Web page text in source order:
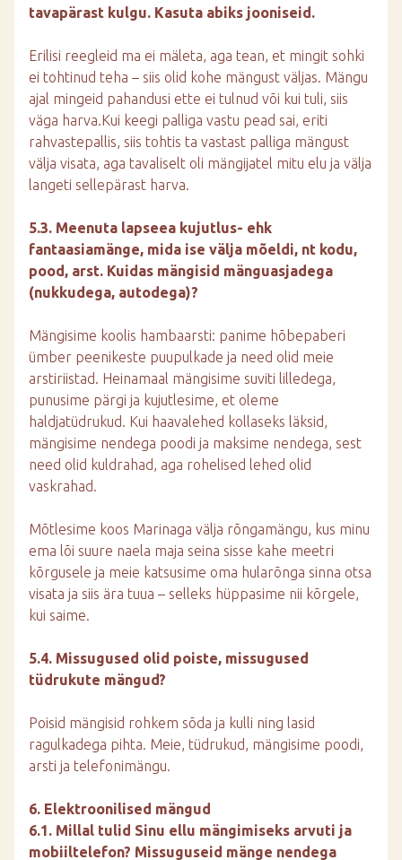
tavapärast kulgu. Kasuta abiks jooniseid.
Erilisi reegleid ma ei mäleta, aga tean, et mingit sohki
ei tohtinud teha – siis olid kohe mängust väljas. Mängu
ajal mingeid pahandusi ette ei tulnud või kui tuli, siis
väga harva.Kui keegi palliga vastu pead sai, eriti
rahvastepallis, siis tohtis ta vastast palliga mängust
välja visata, aga tavaliselt oli mängijatel mitu elu ja välja
langeti sellepärast harva.
5.3. Meenuta lapseea kujutlus- ehk
fantaasiamänge, mida ise välja mõeldi, nt kodu,
pood, arst. Kuidas mängisid mänguasjadega
(nukkudega, autodega)?
Mängisime koolis hambaarsti: panime hõbepaberi
ümber peenikeste puupulkade ja need olid meie
arstiriistad. Heinamaal mängisime suviti lilledega,
punusime pärgi ja kujutlesime, et oleme
haldjatüdrukud. Kui haavalehed kollaseks läksid,
mängisime nendega poodi ja maksime nendega, sest
need olid kuldrahad, aga rohelised lehed olid
vaskrahad.
Mõtlesime koos Marinaga välja rõngamängu, kus minu
ema lõi suure naela maja seina sisse kahe meetri
kõrgusele ja meie katsusime oma hularõnga sinna otsa
visata ja siis ära tuua – selleks hüppasime nii kõrgele,
kui saime.
5.4. Missugused olid poiste, missugused
tüdrukute mängud?
Poisid mängisid rohkem sõda ja kulli ning lasid
ragulkadega pihta. Meie, tüdrukud, mängisime poodi,
arsti ja telefonimängu.
6. Elektroonilised mängud
6.1. Millal tulid Sinu ellu mängimiseks arvuti ja
mobiiltelefon? Missuguseid mänge nendega